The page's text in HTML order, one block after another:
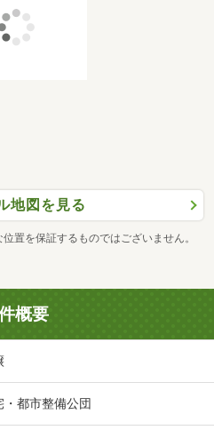
地図を見る
置を保証するものではございません。
概要
・都市整備公団